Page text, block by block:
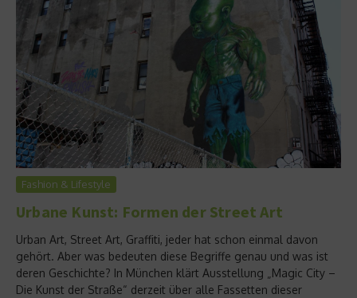
Fashion & Lifestyle
Urbane Kunst: Formen der Street Art
Urban Art, Street Art, Graffiti, jeder hat schon einmal davon
gehört. Aber was bedeuten diese Begriffe genau und was ist
deren Geschichte? In München klärt Ausstellung „Magic City –
Die Kunst der Straße“ derzeit über alle Fassetten dieser